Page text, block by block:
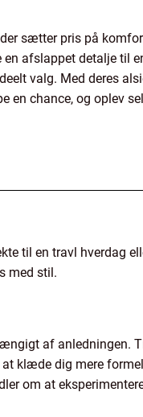
sætter pris på
afslappet detalje til
valg. Med deres
en chance, og oplev
til en travl hverdag
med stil.
af anledningen.
klæde dig mere
om at